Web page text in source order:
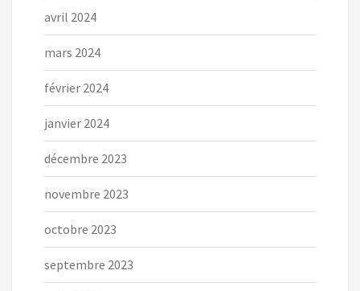
avril 2024
mars 2024
février 2024
janvier 2024
décembre 2023
novembre 2023
octobre 2023
septembre 2023